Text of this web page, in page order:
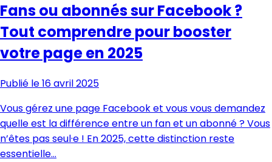
Fans ou abonnés sur Facebook ?
Tout comprendre pour booster
votre page en 2025
Publié le 16 avril 2025
Vous gérez une page Facebook et vous vous demandez
quelle est la différence entre un fan et un abonné ? Vous
n’êtes pas seul·e ! En 2025, cette distinction reste
essentielle…